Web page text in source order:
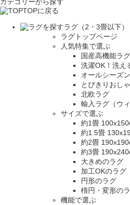
カテゴリーから探す
TOPに戻る
ラグ（2・3畳以下）
ラグトップページ
人気特集で選ぶ
国産高機能ラグ
洗濯OK！洗え
オールシーズ
とびきりおし
北欧ラグ
輸入ラグ（ウ
サイズで選ぶ
約1畳
約1.5畳
約2畳
約3畳
大きめのラグ
加工OKのラグ
円形のラグ
楕円・変形の
機能で選ぶ